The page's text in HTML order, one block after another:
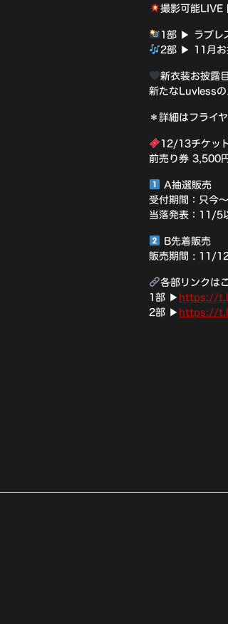
撮影可能LIVE
1部 ▶ ラブレ
2部 ▶ 11月お
新衣装お披露目
新たなLuvlessの
＊詳細はフライ
12/13チケッ
前売り券 3,500
A抽選販売
受付期間：只今
当落発表：11/5
B先着販売
販売期間 : 11/
各部リンクは
1部 ▶ https://
2部 ▶ https://